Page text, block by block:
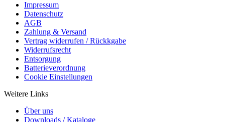
Impressum
Datenschutz
AGB
Zahlung & Versand
Vertrag widerrufen / Rückkgabe
Widerrufsrecht
Entsorgung
Batterieverordnung
Cookie Einstellungen
Weitere Links
Über uns
Downloads / Kataloge